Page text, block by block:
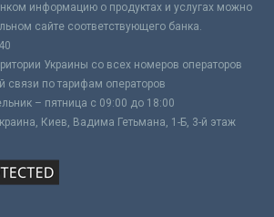
информацию о продуктах и услугах можно
сайте соответствующего банка.
Украины со всех номеров операторов
связи по тарифам операторов
– пятница с 09:00 до 18:00
Киев, Вадима Гетьмана, 1-Б, 3-й этаж